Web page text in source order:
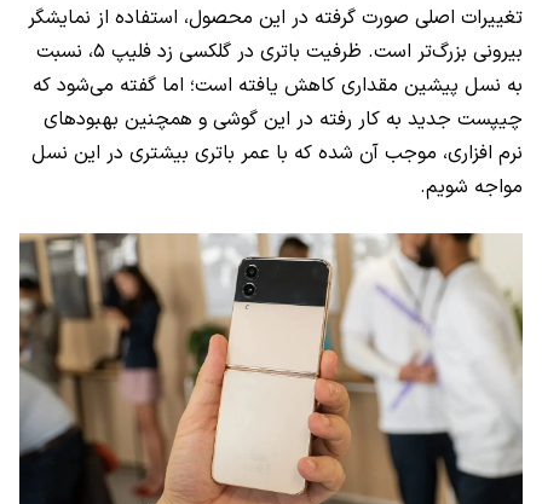
تغییرات اصلی صورت گرفته در این محصول، استفاده از نمایشگر
بیرونی بزرگ‌تر است. ظرفیت باتری در گلکسی زد فلیپ ۵، نسبت
به نسل پیشین مقداری کاهش یافته است؛ اما گفته می‌شود که
چیپست جدید به کار رفته در این گوشی و همچنین بهبود‌های
نرم افزاری، موجب آن شده که با عمر باتری بیشتری در این نسل
مواجه شویم.